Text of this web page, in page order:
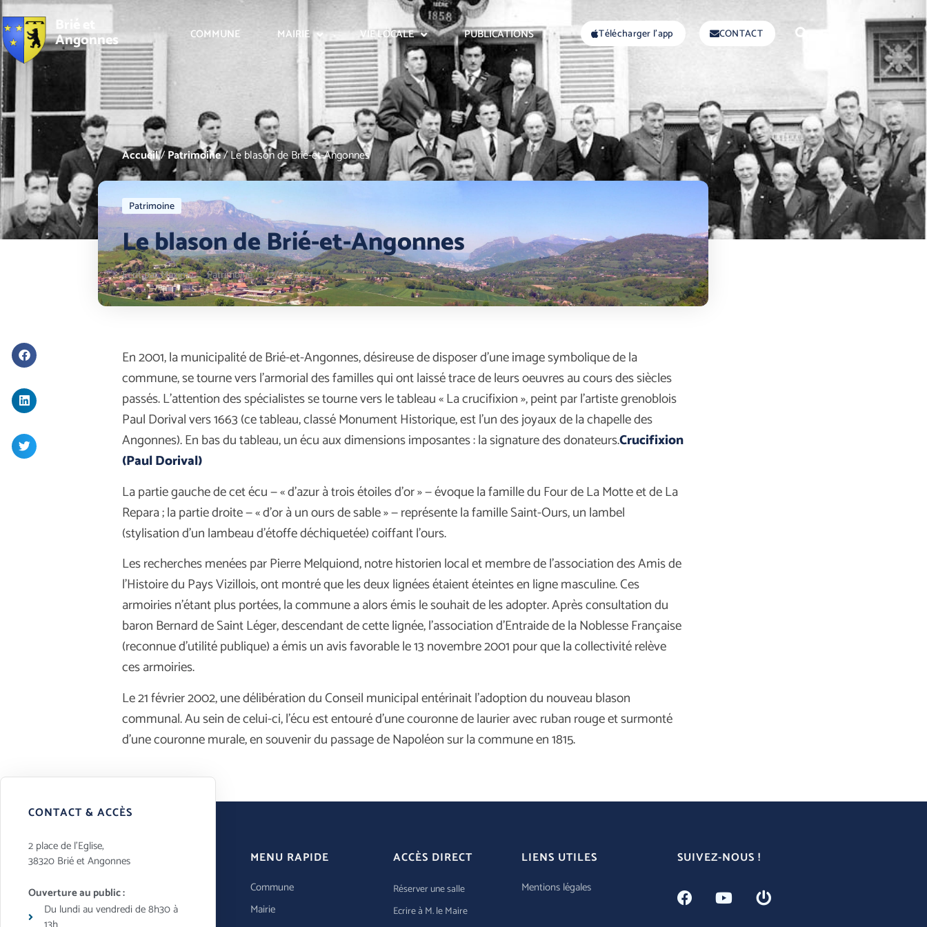
COMMUNE MAIRIE VIE LOCALE PUBLICATIONS
Angonnes Télécharger l'app CONTACT
Accueil/Patrimoine/Le blason de Brié-et-Angonnes
Patrimoine
Le blason de Brié-et-Angonnes
Écrit parMaxime Patrimoine 12/05/2021
En 2001, la municipalité de Brié-et-Angonnes, désireuse de disposer d’une image symbolique de la
commune, se tourne vers l’armorial des familles qui ont laissé trace de leurs oeuvres au cours des siècles
passés. L’attention des spécialistes se tourne vers le tableau « La crucifixion », peint par l’artiste grenoblois
Paul Dorival vers 1663 (ce tableau, classé Monument Historique, est l’un des joyaux de la chapelle des
Angonnes). En bas du tableau, un écu aux dimensions imposantes : la signature des donateurs.Crucifixion
(Paul Dorival)
La partie gauche de cet écu — « d’azur à trois étoiles d’or » — évoque la famille du Four de La Motte et de La
Repara ; la partie droite — « d’or à un ours de sable » — représente la famille Saint-Ours, un lambel
(stylisation d’un lambeau d’étoffe déchiquetée) coiffant l’ours.
Les recherches menées par Pierre Melquiond, notre historien local et membre de l’association des Amis de
l’Histoire du Pays Vizillois, ont montré que les deux lignées étaient éteintes en ligne masculine. Ces
armoiries n’étant plus portées, la commune a alors émis le souhait de les adopter. Après consultation du
baron Bernard de Saint Léger, descendant de cette lignée, l’association d’Entraide de la Noblesse Française
(reconnue d’utilité publique) a émis un avis favorable le 13 novembre 2001 pour que la collectivité relève
ces armoiries.
Le 21 février 2002, une délibération du Conseil municipal entérinait l’adoption du nouveau blason
communal. Au sein de celui-ci, l’écu est entouré d’une couronne de laurier avec ruban rouge et surmonté
d’une couronne murale, en souvenir du passage de Napoléon sur la commune en 1815.
CONTACT & ACCÈS
2 place de l’Eglise,
38320 Brié et Angonnes
Ouverture au public :
Du lundi au vendredi de 8h30 à
MENU RAPIDE
Commune
Mairie
ACCÈS DIRECT
Réserver une salle
Ecrire à M. le Maire
LIENS UTILES
Mentions légales
SUIVEZ-NOUS !